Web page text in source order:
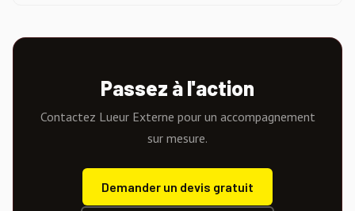
Passez à l'action
Contactez Lueur Externe pour un accompagnement
sur mesure.
Demander un devis gratuit